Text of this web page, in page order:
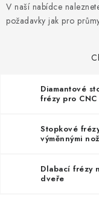
LEPENÍ A
RUČNÍ NÁŘADÍ,
STROJE
STROJE DO DÍLNY
V naší nabídce
požadavky jak pro
Diamantové
frézy pro CNC
Stopkové
výměnnými
Dlabací frézy
dveře